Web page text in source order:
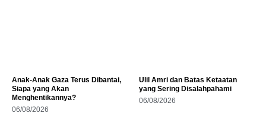
Anak-Anak Gaza Terus Dibantai,
Siapa yang Akan
Menghentikannya?
06/08/2026
Ulil Amri dan Batas Ketaatan
yang Sering Disalahpahami
06/08/2026